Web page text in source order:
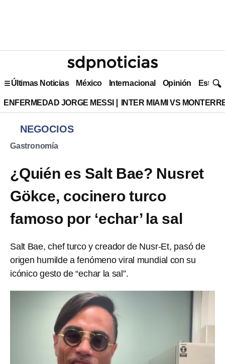
Últimas Noticias México Internacional Opinión Estilo
ENFERMEDAD JORGE MESSI INTER MIAMI VS
NEGOCIOS
Gastronomía
¿Quién es Salt Bae? Nusret
Gökce, cocinero turco
famoso por ‘echar’ la sal
Salt Bae, chef turco y creador de Nusr‑Et, pasó de
origen humilde a fenómeno viral mundial con su
icónico gesto de “echar la sal”.